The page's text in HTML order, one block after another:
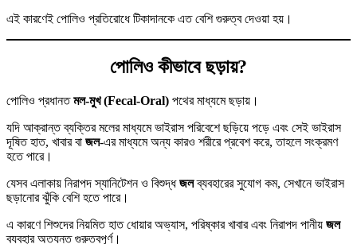
এই কারণেই পোলিও প্রতিরোধে টিকাদানকে এত বেশি গুরুত্ব দেওয়া হয়।
পোলিও কীভাবে ছড়ায়?
পোলিও প্রধানতমল-মুখ (Fecal-Oral) পথের মাধ্যমে ছড়ায়।
যদি আক্রান্ত ব্যক্তির মলের মাধ্যমে ভাইরাস পরিবেশে ছড়িয়ে পড়ে এবং সেই ভাইরাস
দূষিত হাত, খাবার বা জল-এর মাধ্যমে অন্য কারও শরীরে প্রবেশ করে, তাহলে সংক্রমণ
হতে পারে।
যেসব এলাকায় নিরাপদ স্যানিটেশন ও বিশুদ্ধজলব্যবহারের সুযোগ কম, সেখানে ভাইরাস
ছড়ানোর ঝুঁকি বেশি হতে পারে।
এ কারণে শিশুদের নিয়মিত হাত ধোয়ার অভ্যাস, পরিষ্কার খাবার এবং নিরাপদ পানীয় জল
ব্যবহার অত্যন্ত গুরুত্বপূর্ণ।